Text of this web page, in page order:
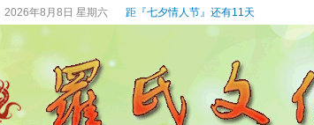
2026年8月8日 星期六 距『七夕情人节』还有11天